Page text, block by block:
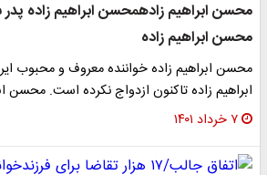
محسن ابراهیم زادهمحسن ابراهیم زاده
محسن ابراهیم زاده
محسن ابراهیم زاده خواننده معروف و محبوب
ابراهیم زاده تاکنون ازدواج نکرده است. محسن
۷ خرداد ۱۴۰۱